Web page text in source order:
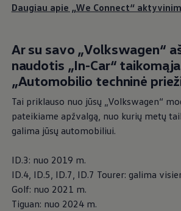
Suaktyvinkite
nemokamas
funkcijas
Pagrindinės funkcijos, tokios kaip
skubios pagalbos numeriu
interneto prieigos taškas ir
skambinimo skubios pagalbos
„eCall“, suteikiamos jums
„VW Connect“ sutarties. Jeigu
suasmenintą funkciją perkelti iš
Daugiau apie „We Connect“
Ar su savo „Volkswagen“
naudotis „In-Car“
„Automobilio techninė
Tai priklauso nuo jūsų Volkswagen“
pateikiame apžvalgą, nuo kurių metų
galima jūsų automobiliui.
ID.3: nuo 2019 m.
ID.4, ID.5, ID.7, ID.7 Tourer: galima
Golf: nuo 2021 m.
Tiguan: nuo 2024 m.